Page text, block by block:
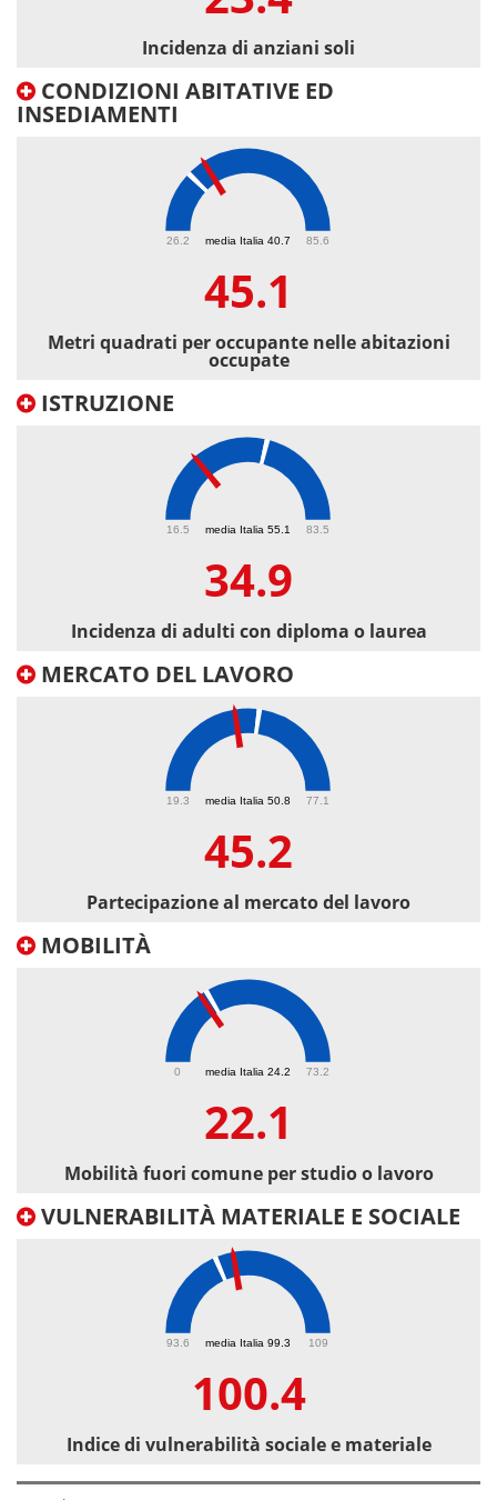
Incidenza di anziani soli
CONDIZIONI ABITATIVE ED
INSEDIAMENTI
media Italia 40.7
26.2 85.6
45.1
Metri quadrati per occupante nelle abitazioni
occupate
ISTRUZIONE
media Italia 55.1
16.5 83.5
34.9
Incidenza di adulti con diploma o laurea
MERCATO DEL LAVORO
media Italia 50.8
19.3 77.1
45.2
Partecipazione al mercato del lavoro
MOBILITÀ
media Italia 24.2
0 73.2
22.1
Mobilità fuori comune per studio o lavoro
VULNERABILITÀ MATERIALE E SOCIALE
media Italia 99.3
93.6 109
100.4
Indice di vulnerabilità sociale e materiale